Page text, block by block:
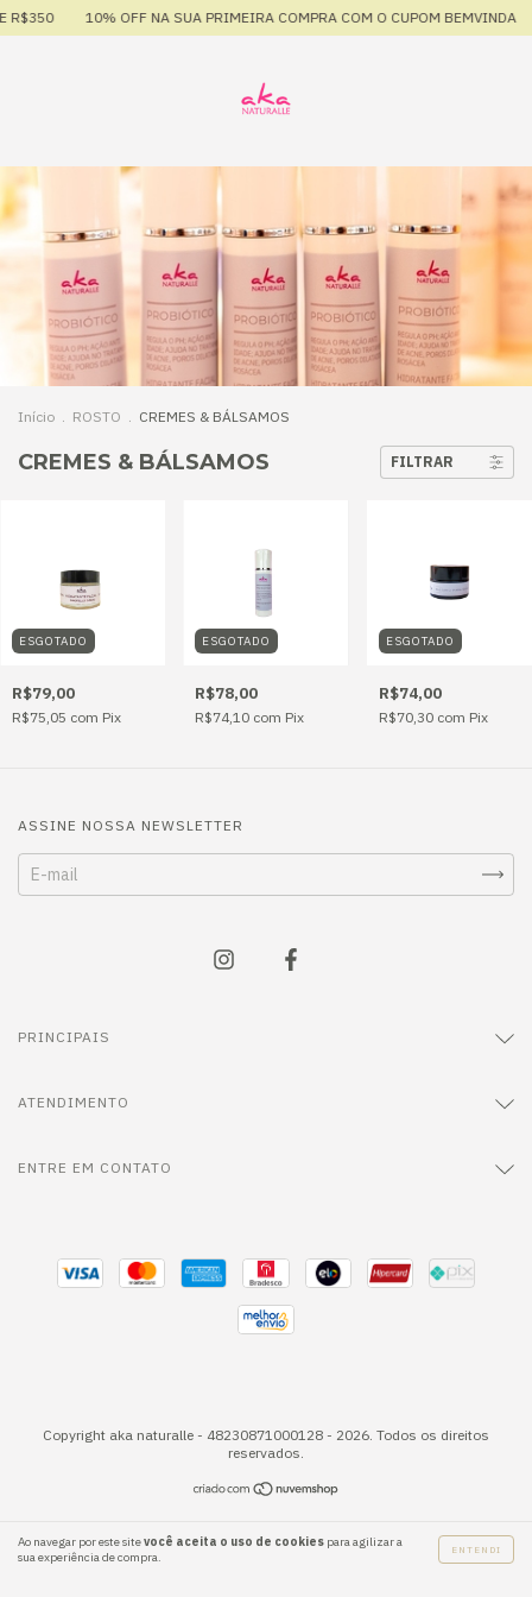
R$350 10% OFF NA SUA PRIMEIRA COMPRA COM O CUPOM BEMVINDA
Ao navegar por este sitevocê aceita o uso de cookies para agilizar a
sua experiência de compra.
ENTENDI
Início . ROSTO . CREMES & BÁLSAMOS
CREMES & BÁLSAMOS FILTRAR
ESGOTADO
R$79,00
R$75,05 com Pix
ESGOTADO
R$78,00
R$74,10 com Pix
ESGOTADO
R$74,00
R$70,30 com Pix
ASSINE NOSSA NEWSLETTER
PRINCIPAIS
ATENDIMENTO
ENTRE EM CONTATO
Copyright aka naturalle - 48230871000128 - 2026. Todos os direitos
reservados.